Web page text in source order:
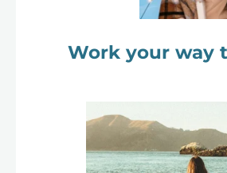
Work your way